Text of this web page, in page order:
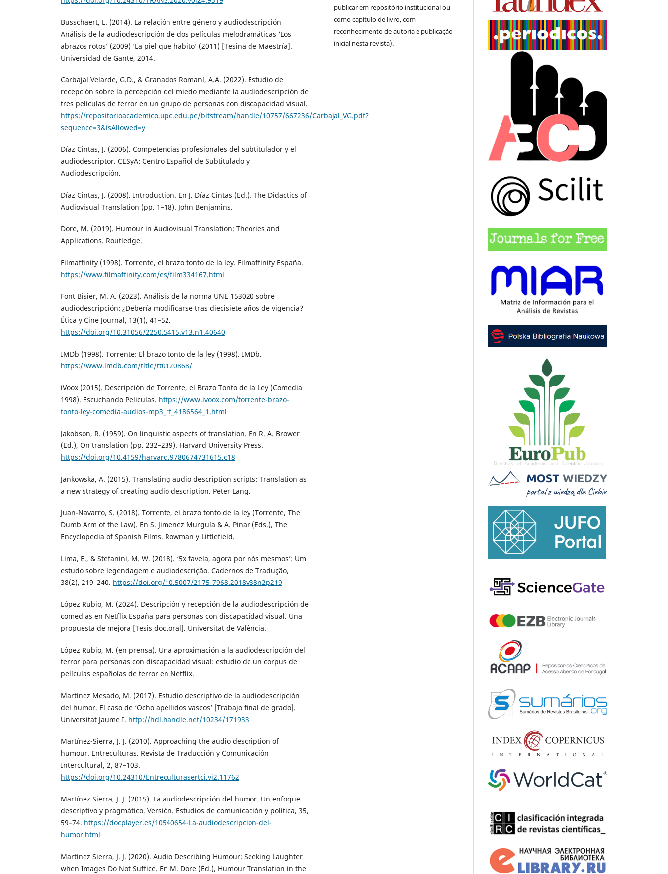
Busschaert, L. (2014). La relación entre género y audiodescripción
Análisis de la audiodescripción de dos películas melodramáticas ‘Los
abrazos rotos’ (2009) ‘La piel que habito’ (2011) [Tesina de Maestría].
Universidad de Gante, 2014.
Carbajal Velarde, G.D., & Granados Romaní, A.A. (2022). Estudio de
recepción sobre la percepción del miedo mediante la audiodescripción de
tres películas de terror en un grupo de personas con discapacidad visual.
https://repositorioacademico.upc.edu.pe/bitstream/handle/10757/667236/Carbajal_VG.pdf?
sequence=3&isAllowed=y
Díaz Cintas, J. (2006). Competencias profesionales del subtitulador y el
audiodescriptor. CESyA: Centro Español de Subtitulado y
Audiodescripción.
Díaz Cintas, J. (2008). Introduction. En J. Díaz Cintas (Ed.). The Didactics of
Audiovisual Translation (pp. 1–18). John Benjamins.
Dore, M. (2019). Humour in Audiovisual Translation: Theories and
Applications. Routledge.
Filmaffinity (1998). Torrente, el brazo tonto de la ley. Filmaffinity España.
https://www.filmaffinity.com/es/film334167.html
Font Bisier, M. A. (2023). Análisis de la norma UNE 153020 sobre
audiodescripción: ¿Debería modificarse tras diecisiete años de vigencia?
Ética y Cine Journal, 13(1), 41–52.
https://doi.org/10.31056/2250.5415.v13.n1.40640
IMDb (1998). Torrente: El brazo tonto de la ley (1998). IMDb.
https://www.imdb.com/title/tt0120868/
iVoox (2015). Descripción de Torrente, el Brazo Tonto de la Ley (Comedia
1998). Escuchando Peliculas. https://www.ivoox.com/torrente-brazo-
tonto-ley-comedia-audios-mp3_rf_4186564_1.html
Jakobson, R. (1959). On linguistic aspects of translation. En R. A. Brower
(Ed.), On translation (pp. 232–239). Harvard University Press.
https://doi.org/10.4159/harvard.9780674731615.c18
Jankowska, A. (2015). Translating audio description scripts: Translation as
a new strategy of creating audio description. Peter Lang.
Juan-Navarro, S. (2018). Torrente, el brazo tonto de la ley (Torrente, The
Dumb Arm of the Law). En S. Jimenez Murguía & A. Pinar (Eds.), The
Encyclopedia of Spanish Films. Rowman y Littlefield.
Lima, E., & Stefanini, M. W. (2018). ‘5x favela, agora por nós mesmos’: Um
estudo sobre legendagem e audiodescrição. Cadernos de Tradução,
38(2), 219–240. https://doi.org/10.5007/2175-7968.2018v38n2p219
López Rubio, M. (2024). Descripción y recepción de la audiodescripción de
comedias en Netflix España para personas con discapacidad visual. Una
propuesta de mejora [Tesis doctoral]. Universitat de València.
López Rubio, M. (en prensa). Una aproximación a la audiodescripción del
terror para personas con discapacidad visual: estudio de un corpus de
películas españolas de terror en Netflix.
Martínez Mesado, M. (2017). Estudio descriptivo de la audiodescripción
del humor. El caso de ‘Ocho apellidos vascos’ [Trabajo final de grado].
Universitat Jaume I. http://hdl.handle.net/10234/171933
Martínez-Sierra, J. J. (2010). Approaching the audio description of
humour. Entreculturas. Revista de Traducción y Comunicación
Intercultural, 2, 87–103.
https://doi.org/10.24310/Entreculturasertci.vi2.11762
Martínez Sierra, J. J. (2015). La audiodescripción del humor. Un enfoque
descriptivo y pragmático. Versión. Estudios de comunicación y política, 35,
59–74. https://docplayer.es/10540654-La-audiodescripcion-del-
humor.html
Martínez Sierra, J. J. (2020). Audio Describing Humour: Seeking Laughter
when Images Do Not Suffice. En M. Dore (Ed.), Humour Translation in the
publicar em repositório institucional ou
como capítulo de livro, com
reconhecimento de autoria e publicação
inicial nesta revista).